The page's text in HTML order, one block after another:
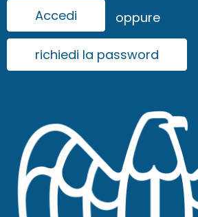
Accedi
oppure
richiedi la password